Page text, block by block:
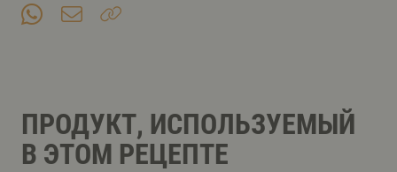
ПРОДУКТ, ИСПОЛЬЗУЕМЫЙ
В ЭТОМ РЕЦЕПТЕ